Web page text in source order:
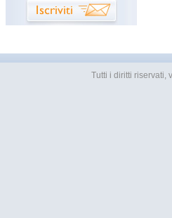
Tutti i diritti riservati,